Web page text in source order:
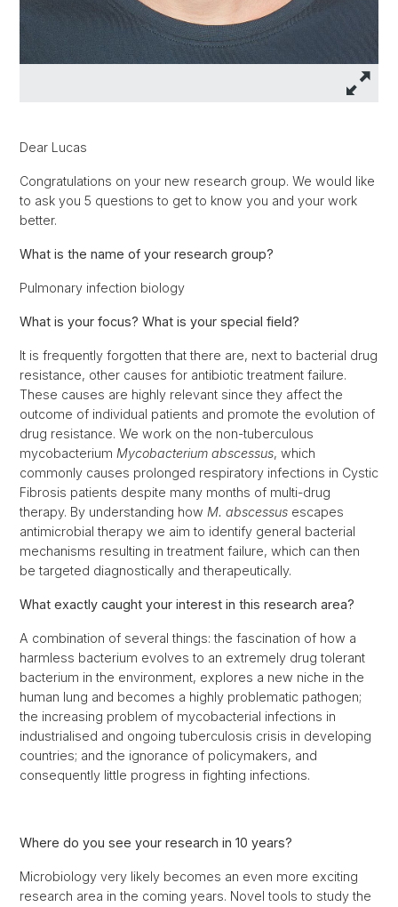
Dear Lucas
Congratulations on your new research group. We would like
to ask you 5 questions to get to know you and your work
better.
What is the name of your research group?
Pulmonary infection biology
What is your focus? What is your special field?
It is frequently forgotten that there are, next to bacterial drug
resistance, other causes for antibiotic treatment failure.
These causes are highly relevant since they affect the
outcome of individual patients and promote the evolution of
drug resistance. We work on the non-tuberculous
mycobacterium Mycobacterium abscessus, which
commonly causes prolonged respiratory infections in Cystic
Fibrosis patients despite many months of multi-drug
therapy. By understanding how M. abscessus escapes
antimicrobial therapy we aim to identify general bacterial
mechanisms resulting in treatment failure, which can then
be targeted diagnostically and therapeutically.
What exactly caught your interest in this research area?
A combination of several things: the fascination of how a
harmless bacterium evolves to an extremely drug tolerant
bacterium in the environment, explores a new niche in the
human lung and becomes a highly problematic pathogen;
the increasing problem of mycobacterial infections in
industrialised and ongoing tuberculosis crisis in developing
countries; and the ignorance of policymakers, and
consequently little progress in fighting infections.
Where do you see your research in 10 years?
Microbiology very likely becomes an even more exciting
research area in the coming years. Novel tools to study the